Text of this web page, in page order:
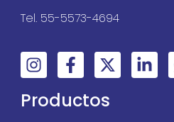
Tel. 55-5573-4694
Productos